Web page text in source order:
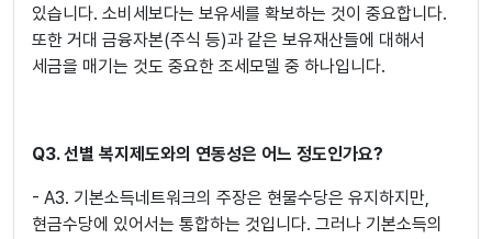
있습니다. 소비세보다는 보유세를 확보하는 것이 중요합니다.
또한 거대 금융자본(주식 등)과 같은 보유재산들에 대해서
세금을 매기는 것도 중요한 조세모델 중 하나입니다.
Q3. 선별 복지제도와의 연동성은 어느 정도인가요?
- A3. 기본소득네트워크의 주장은 현물수당은 유지하지만,
현금수당에 있어서는 통합하는 것입니다. 그러나 기본소득의